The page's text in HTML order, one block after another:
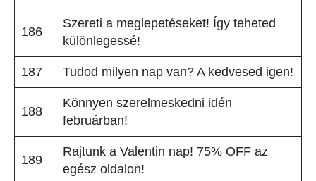
186
Szereti a meglepetéseket! Így teheted
különlegessé!
187 Tudod milyen nap van? A kedvesed igen!
188
Könnyen szerelmeskedni idén
februárban!
189
Rajtunk a Valentin nap! 75% OFF az
egész oldalon!